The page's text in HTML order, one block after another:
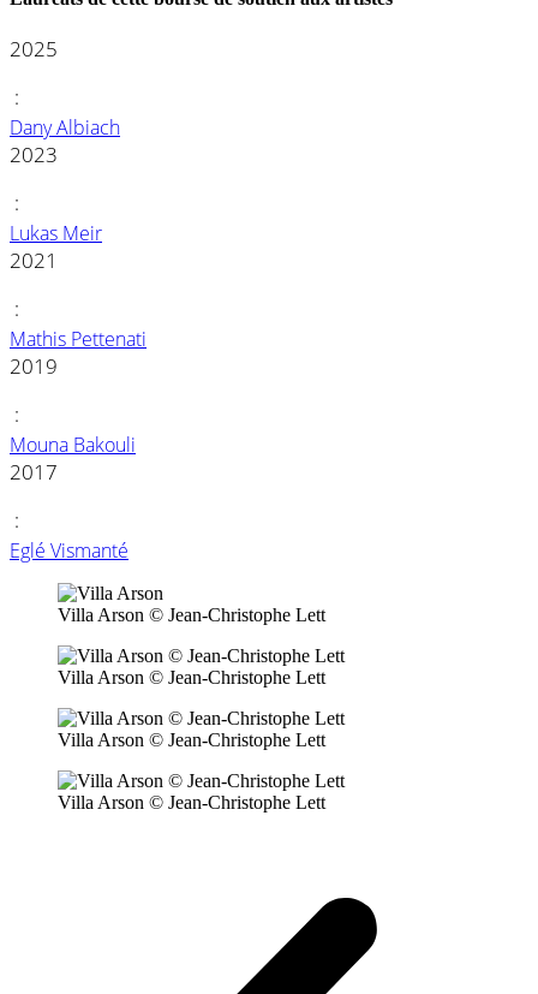
2025
:
Dany Albiach
2023
:
Lukas Meir
2021
:
Mathis Pettenati
2019
:
Mouna Bakouli
2017
:
Eglé Vismanté
Villa Arson © Jean-Christophe Lett
Villa Arson © Jean-Christophe Lett
Villa Arson © Jean-Christophe Lett
Villa Arson © Jean-Christophe Lett